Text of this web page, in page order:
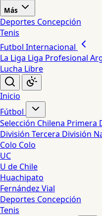
Más
Deportes Concepción
Tenis
Futbol Internacional
La Liga Liga Profesional
Lucha Libre
Inicio
Fútbol
Selección Chilena Primera
División Tercera División
Colo Colo
UC
U de Chile
Huachipato
Fernández Vial
Deportes Concepción
Tenis